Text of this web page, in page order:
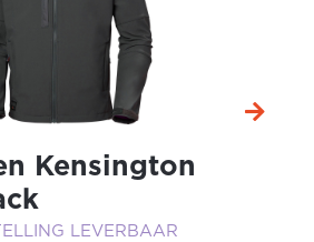
Kensington
LEVERBAAR